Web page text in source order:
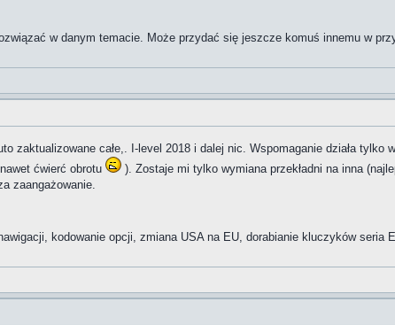
w danym temacie. Może przydać się jeszcze komuś innemu w
zaktualizowane całe,. I-level 2018 i dalej nic. Wspomaganie działa tylko
ćwierć obrotu
). Zostaje mi tylko wymiana przekładni na inna
zaangażowanie.
kodowanie opcji, zmiana USA na EU, dorabianie kluczyków seria